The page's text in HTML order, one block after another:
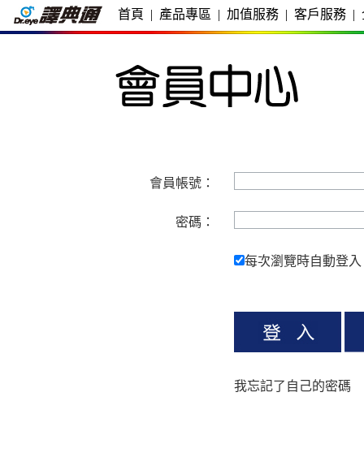
首頁 | 產品專區 | 加值服務 | 客戶服務 |
會員帳號：
密碼：
每次瀏覽時自動登入
我忘記了自己的密碼